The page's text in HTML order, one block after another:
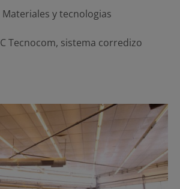
Materiales y tecnologias
Tecnocom, sistema corredizo